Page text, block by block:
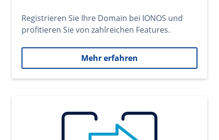
Registrieren Sie Ihre Domain bei IONOS und
profitieren Sie von zahlreichen Features.
Mehr erfahren